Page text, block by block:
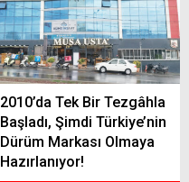
2010’da Tek Bir Tezgâhla
Başladı, Şimdi Türkiye’nin
Dürüm Markası Olmaya
Hazırlanıyor!